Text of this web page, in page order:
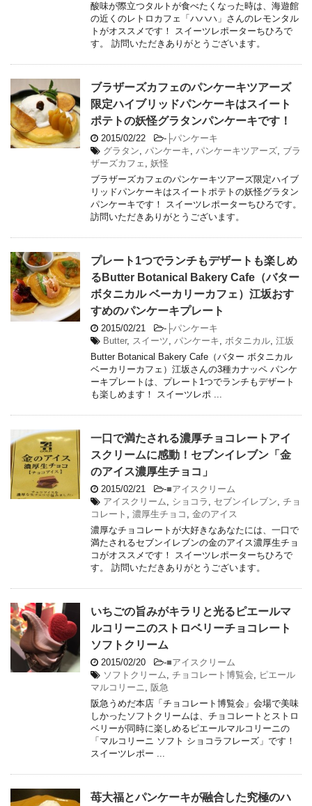
酸味が際立つタルトが食べたくなった時は、海遊館
の近くのレトロカフェ「ハハハ」さんのレモンタル
トがオススメです！ スイーツレポーターちひろで
す。 訪問いただきありがとうございます。
ブラザーズカフェのパンケーキツアーズ
限定ハイブリッドパンケーキはスイート
ポテトの妖怪グラタンパンケーキです！
2015/02/22 - ├パンケーキ
グラタン, パンケーキ, パンケーキツアーズ, ブラ
ザーズカフェ , 妖怪
ブラザーズカフェのパンケーキツアーズ限定ハイブ
リッドパンケーキはスイートポテトの妖怪グラタン
パンケーキです！ スイーツレポーターちひろです。
訪問いただきありがとうございます。
プレート1つでランチもデザートも楽しめ
るButter Botanical Bakery Cafe（バター
ボタニカル ベーカリーカフェ）江坂おす
すめのパンケーキプレート
2015/02/21 - ├パンケーキ
Butter, スイーツ, パンケーキ, ボタニカル, 江坂
Butter Botanical Bakery Cafe（バター ボタニカル
ベーカリーカフェ）江坂さんの3種カナッペ パンケ
ーキプレートは、プレート1つでランチもデザート
も楽しめます！ スイーツレポ ...
一口で満たされる濃厚チョコレートアイ
スクリームに感動！セブンイレブン「金
のアイス濃厚生チョコ」
2015/02/21 -■アイスクリーム
アイスクリーム, ショコラ , セブンイレブン, チョ
コレート , 濃厚生チョコ , 金のアイス
濃厚なチョコレートが大好きなあなたには、一口で
満たされるセブンイレブンの金のアイス濃厚生チョ
コがオススメです！ スイーツレポーターちひろで
す。 訪問いただきありがとうございます。
いちごの旨みがキラリと光るピエールマ
ルコリーニのストロベリーチョコレート
ソフトクリーム
2015/02/20 -■アイスクリーム
ソフトクリーム, チョコレート博覧会, ピエール
マルコリーニ, 阪急
阪急うめだ本店「チョコレート博覧会」会場で美味
しかったソフトクリームは、チョコレートとストロ
ベリーが同時に楽しめるピエールマルコリーニの
「マルコリーニ ソフト ショコラフレーズ」です！
スイーツレポー ...
苺大福とパンケーキが融合した究極のハ